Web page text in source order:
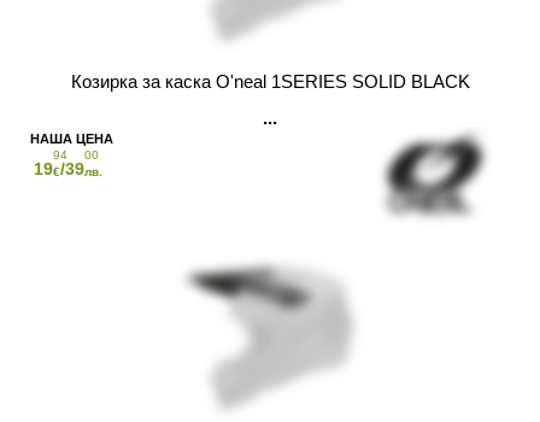
Козирка за каска O'neal 1SERIES SOLID BLACK
19
94
€/39
00
лв.